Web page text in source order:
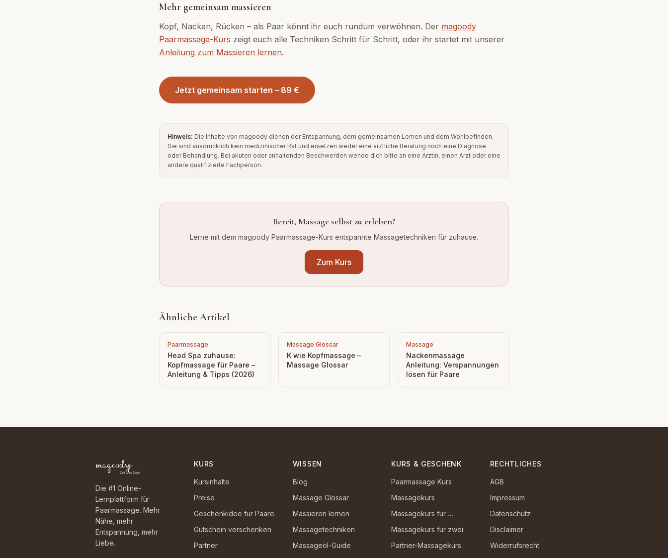
Mehr gemeinsam massieren
Kopf, Nacken, Rücken – als Paar könnt ihr euch rundum verwöhnen. Der magoody
Paarmassage-Kurs zeigt euch alle Techniken Schritt für Schritt, oder ihr startet mit unserer
Anleitung zum Massieren lernen.
Jetzt gemeinsam starten – 89 €
Hinweis: Die Inhalte von magoody dienen der Entspannung, dem gemeinsamen Lernen und dem Wohlbefinden.
Sie sind ausdrücklich kein medizinischer Rat und ersetzen weder eine ärztliche Beratung noch eine Diagnose
oder Behandlung. Bei akuten oder anhaltenden Beschwerden wende dich bitte an eine Ärztin, einen Arzt oder eine
andere qualifizierte Fachperson.
Bereit, Massage selbst zu erleben?
Lerne mit dem magoody Paarmassage-Kurs entspannte Massagetechniken für zuhause.
Zum Kurs
Ähnliche Artikel
Paarmassage
Head Spa zuhause:
Kopfmassage für Paare –
Anleitung & Tipps (2026)
Massage Glossar
K wie Kopfmassage –
Massage Glossar
Massage
Nackenmassage
Anleitung: Verspannungen
lösen für Paare
Die #1 Online-
Lernplattform für
Paarmassage. Mehr
Nähe, mehr
Entspannung, mehr
Liebe.
KURS
Kursinhalte
Preise
Geschenkidee für Paare
Gutschein verschenken
Partner
WISSEN
Blog
Massage Glossar
Massieren lernen
Massagetechniken
Massageöl-Guide
KURS & GESCHENK
Paarmassage Kurs
Massagekurs
Massagekurs für …
Massagekurs für zwei
Partner-Massagekurs
RECHTLICHES
AGB
Impressum
Datenschutz
Disclaimer
Widerrufsrecht